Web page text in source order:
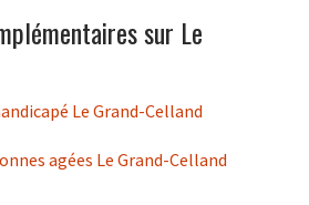
sur Le
Le Grand-Celland
agées Le Grand-Celland